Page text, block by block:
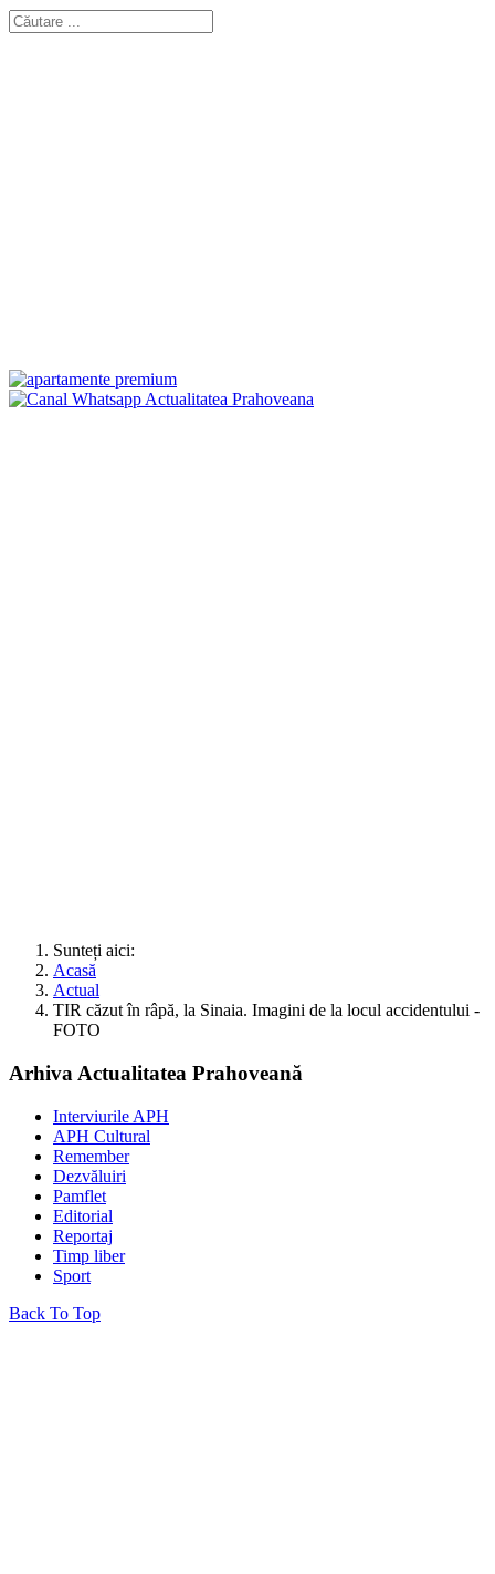
Sunteți aici:
Acasă
Actual
TIR căzut în râpă, la Sinaia. Imagini de la locul accidentului -
FOTO
Arhiva Actualitatea Prahoveană
Interviurile APH
APH Cultural
Remember
Dezvăluiri
Pamflet
Editorial
Reportaj
Timp liber
Sport
Back To Top